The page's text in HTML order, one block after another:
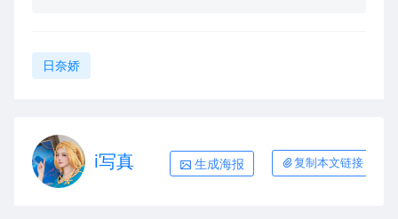
日奈娇
i写真 生成海报 复制本文链接